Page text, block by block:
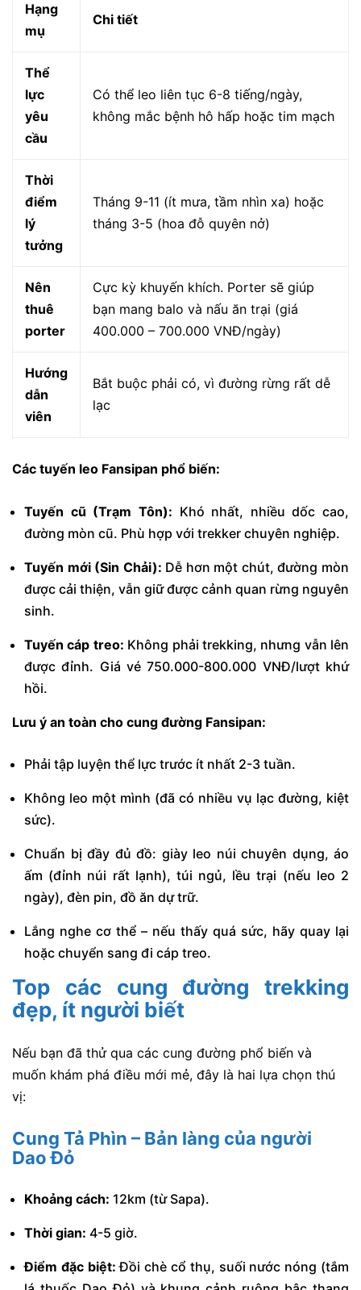
Hạng
mụ
Chi tiết
Thể
lực
yêu
cầu
Có thể leo liên tục 6-8 tiếng/ngày,
không mắc bệnh hô hấp hoặc tim mạch
Thời
điểm
lý
tưởng
Tháng 9-11 (ít mưa, tầm nhìn xa) hoặc
tháng 3-5 (hoa đỗ quyên nở)
Nên
thuê
porter
Cực kỳ khuyến khích. Porter sẽ giúp
bạn mang balo và nấu ăn trại (giá
400.000 – 700.000 VNĐ/ngày)
Hướng
dẫn
viên
Bắt buộc phải có, vì đường rừng rất dễ
lạc
Các tuyến leo Fansipan phổ biến:
Tuyến cũ (Trạm Tôn): Khó nhất, nhiều dốc cao,
đường mòn cũ. Phù hợp với trekker chuyên nghiệp.
Tuyến mới (Sin Chải): Dễ hơn một chút, đường mòn
được cải thiện, vẫn giữ được cảnh quan rừng nguyên
sinh.
Tuyến cáp treo: Không phải trekking, nhưng vẫn lên
được đỉnh. Giá vé 750.000-800.000 VNĐ/lượt khứ
hồi.
Lưu ý an toàn cho cung đường Fansipan:
Phải tập luyện thể lực trước ít nhất 2-3 tuần.
Không leo một mình (đã có nhiều vụ lạc đường, kiệt
sức).
Chuẩn bị đầy đủ đồ: giày leo núi chuyên dụng, áo
ấm (đỉnh núi rất lạnh), túi ngủ, lều trại (nếu leo 2
ngày), đèn pin, đồ ăn dự trữ.
Lắng nghe cơ thể – nếu thấy quá sức, hãy quay lại
hoặc chuyển sang đi cáp treo.
Top các cung đường trekking
đẹp, ít người biết
Nếu bạn đã thử qua các cung đường phổ biến và
muốn khám phá điều mới mẻ, đây là hai lựa chọn thú
vị:
Cung Tả Phìn – Bản làng của người
Dao Đỏ
Khoảng cách: 12km (từ Sapa).
Thời gian: 4-5 giờ.
Điểm đặc biệt: Đồi chè cổ thụ, suối nước nóng (tắm